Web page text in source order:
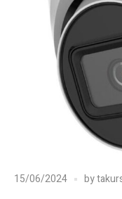
15/06/2024 by